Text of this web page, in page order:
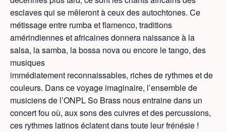
esclaves qui se mêleront à ceux des autochtones. Ce
métissage entre rumba et flamenco, traditions
amérindiennes et africaines donnera naissance à la
salsa, la samba, la bossa nova ou encore le tango, des
musiques
immédiatement reconnaissables, riches de rythmes et de
couleurs. Dans ce voyage imaginaire, l’ensemble de
musiciens de l’ONPL So Brass nous entraine dans un
concert fou où, aux sons des cuivres et des percussions,
ces rythmes latinos éclatent dans toute leur frénésie !